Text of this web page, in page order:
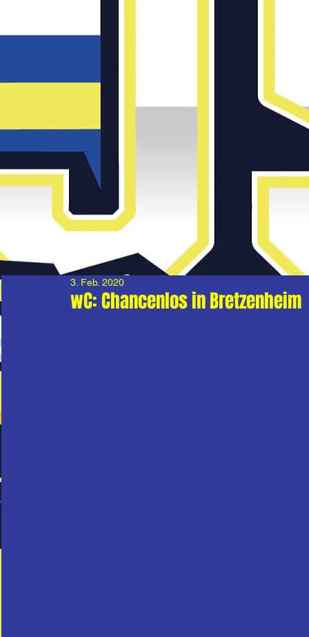
wC: Chancenlos in Bretzenheim
3. Feb. 2020